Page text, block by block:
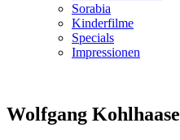
Sorabia
Kinderfilme
Specials
Impressionen
Wolfgang Kohlhaase